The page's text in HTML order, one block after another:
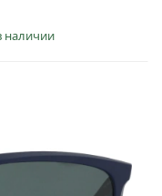
наличии